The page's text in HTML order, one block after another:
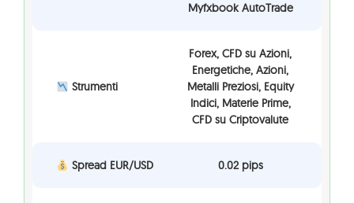
Myfxbook AutoTrade
Strumenti
Forex, CFD su Azioni,
Energetiche, Azioni,
Metalli Preziosi, Equity
Indici, Materie Prime,
CFD su Criptovalute
Spread EUR/USD 0.02 pips